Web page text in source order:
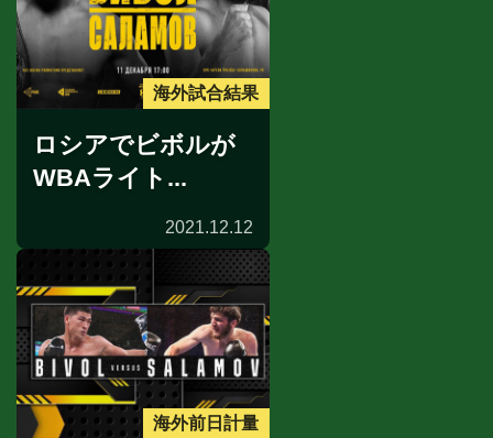
海外試合結果
ロシアでビボルが
WBAライト...
2021.12.12
海外前日計量